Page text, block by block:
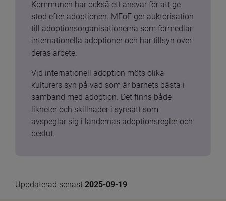
Kommunen har också ett ansvar för att ge
stöd efter adoptionen. MFoF ger auktorisation
till adoptionsorganisationerna som förmedlar
internationella adoptioner och har tillsyn över
deras arbete.
Vid internationell adoption möts olika
kulturers syn på vad som är barnets bästa i
samband med adoption. Det finns både
likheter och skillnader i synsätt som
avspeglar sig i ländernas adoptionsregler och
beslut.
Uppdaterad senast 2025-09-19